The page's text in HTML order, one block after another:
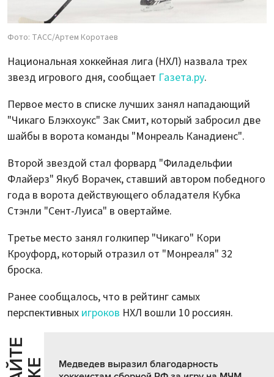
Фото: ТАСС/Артем Коротаев
Национальная хоккейная лига (НХЛ) назвала трех
звезд игрового дня, сообщает Газета.ру.
Первое место в списке лучших занял нападающий
"Чикаго Блэкхоукс" Зак Смит, который забросил две
шайбы в ворота команды "Монреаль Канадиенс".
Второй звездой стал форвард "Филадельфии
Флайерз" Якуб Ворачек, ставший автором победного
года в ворота действующего обладателя Кубка
Стэнли "Сент-Луиса" в овертайме.
Третье место занял голкипер "Чикаго" Кори
Кроуфорд, который отразил от "Монреаля" 32
броска.
Ранее сообщалось, что в рейтинг самых
перспективных игроков НХЛ вошли 10 россиян.
Медведев выразил благодарность